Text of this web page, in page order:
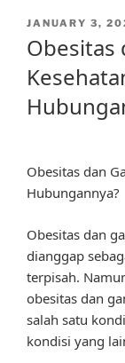
POSTED
JANUARY 3,
Obesitas
Obesitas dan
Hubungannya?
Obesitas dan
dianggap
terpisah.
obesitas dan
salah satu
kondisi yang